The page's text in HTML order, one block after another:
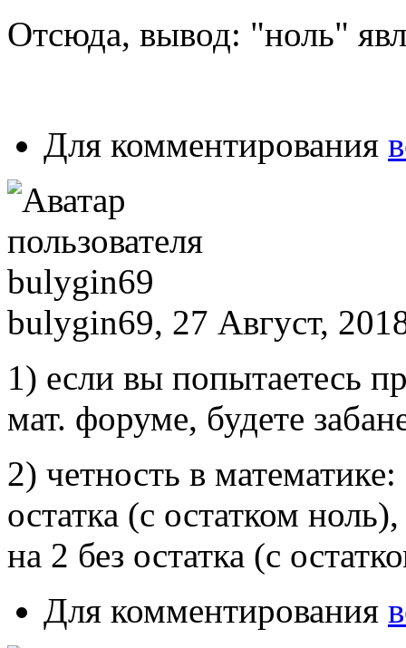
Отсюда, вывод: "ноль"
Для комментирования
bulygin69, 27 Август,
1) если вы попытаетесь
мат. форуме, будете
2) четность в
остатка (с остатком
на 2 без остатка (с
Для комментирования